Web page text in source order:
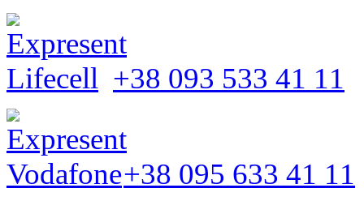
+38 093 533 41 11
+38 095 633 41 11